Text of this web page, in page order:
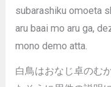
subarashiku omoeta
aru baai mo aru ga,
mono demo atta.
白鳥はおなじ卓のむ